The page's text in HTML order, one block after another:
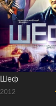
Шеф
2012